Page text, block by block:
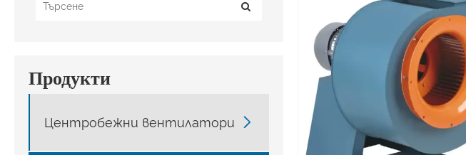
Продукти
Центробежни вентилатори 